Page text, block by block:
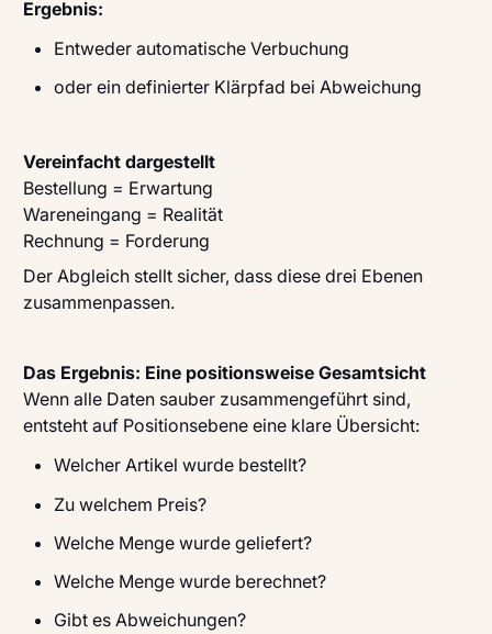
Ergebnis:
Entweder automatische Verbuchung
oder ein definierter Klärpfad bei Abweichung
Vereinfacht dargestellt
Bestellung = Erwartung
Wareneingang = Realität
Rechnung = Forderung
Der Abgleich stellt sicher, dass diese drei Ebenen
zusammenpassen.
Das Ergebnis: Eine positionsweise Gesamtsicht
Wenn alle Daten sauber zusammengeführt sind,
entsteht auf Positionsebene eine klare Übersicht:
Welcher Artikel wurde bestellt?
Zu welchem Preis?
Welche Menge wurde geliefert?
Welche Menge wurde berechnet?
Gibt es Abweichungen?